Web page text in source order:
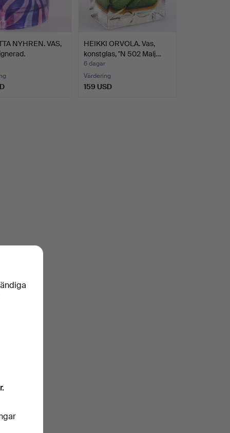
NYHREN. VAS,
HEIKKI ORVOLA. Vas,
konstglas, "N 502 Malj…
6 dagar
Värdering
159 USD